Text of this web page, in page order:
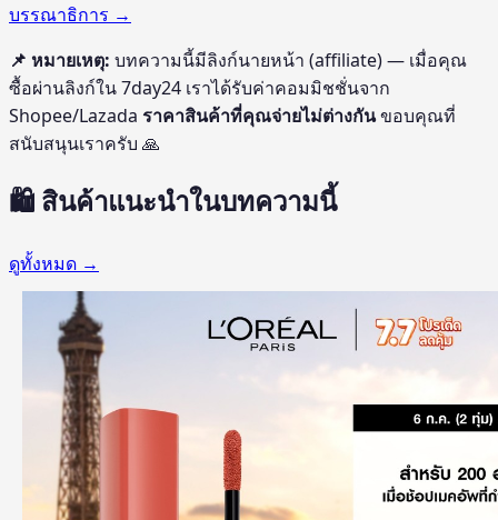
บรรณาธิการ →
📌 หมายเหตุ: บทความนี้มีลิงก์นายหน้า (affiliate) — เมื่อคุณ
ซื้อผ่านลิงก์ใน 7day24 เราได้รับค่าคอมมิชชั่นจาก
Shopee/Lazada ราคาสินค้าที่คุณจ่ายไม่ต่างกันขอบคุณที่
สนับสนุนเราครับ 🙏
🛍️ สินค้าแนะนำในบทความนี้
ดูทั้งหมด →